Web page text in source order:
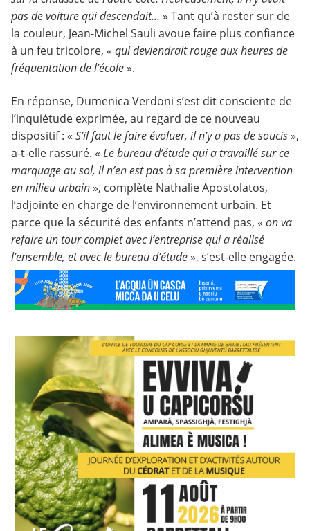
pas de voiture qui descendait… » Tant qu’à rester sur de
la couleur, Jean-Michel Sauli avoue faire plus confiance
à un feu tricolore, « qui deviendrait rouge aux heures de
fréquentation de l’école».
En réponse, Dumenica Verdoni s’est dit consciente de
l’inquiétude exprimée, au regard de ce nouveau
dispositif : « S’il faut le faire évoluer, il n’y a pas de soucis»,
a-t-elle rassuré. « Le bureau d’étude qui a travaillé sur ce
marquage au sol, il n’en est pas à sa première intervention
en milieu urbain», complète Nathalie Apostolatos,
l’adjointe en charge de l’environnement urbain. Et
parce que la sécurité des enfants n’attend pas, « on va
refaire un tour complet avec l’entreprise qui a réalisé
l’ensemble, et avec le bureau d’étude», s’est-elle engagée.